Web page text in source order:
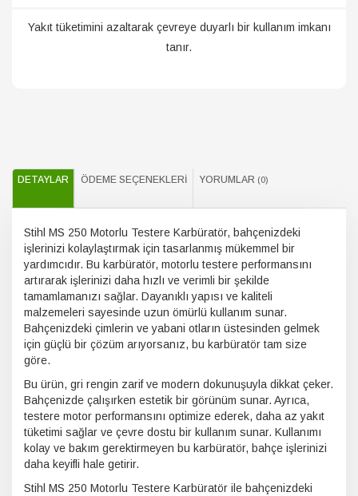
Yakıt tüketimini azaltarak çevreye duyarlı bir kullanım imkanı
tanır.
DETAYLAR ÖDEME SEÇENEKLERI YORUMLAR (0)
Stihl MS 250 Motorlu Testere Karbüratör, bahçenizdeki
işlerinizi kolaylaştırmak için tasarlanmış mükemmel bir
yardımcıdır. Bu karbüratör, motorlu testere performansını
artırarak işlerinizi daha hızlı ve verimli bir şekilde
tamamlamanızı sağlar. Dayanıklı yapısı ve kaliteli
malzemeleri sayesinde uzun ömürlü kullanım sunar.
Bahçenizdeki çimlerin ve yabani otların üstesinden gelmek
için güçlü bir çözüm arıyorsanız, bu karbüratör tam size
göre.
Bu ürün, gri rengin zarif ve modern dokunuşuyla dikkat çeker.
Bahçenizde çalışırken estetik bir görünüm sunar. Ayrıca,
testere motor performansını optimize ederek, daha az yakıt
tüketimi sağlar ve çevre dostu bir kullanım sunar. Kullanımı
kolay ve bakım gerektirmeyen bu karbüratör, bahçe işlerinizi
daha keyifli hale getirir.
Stihl MS 250 Motorlu Testere Karbüratör ile bahçenizdeki